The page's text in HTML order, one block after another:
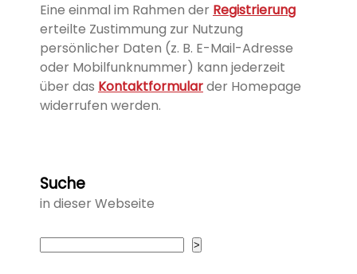
Eine einmal im Rahmen der Registrierung
erteilte Zustimmung zur Nutzung
persönlicher Daten (z. B. E-Mail-Adresse
oder Mobilfunknummer) kann jederzeit
über das Kontaktformularder Homepage
widerrufen werden.
Suche
in dieser Webseite
>